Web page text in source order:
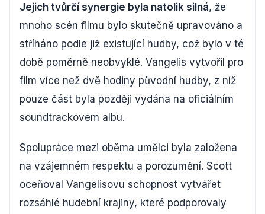
Jejich tvůrčí synergie byla natolik silná, že
mnoho scén filmu bylo skutečně upravováno a
stříháno podle již existující hudby, což bylo v té
době poměrně neobvyklé. Vangelis vytvořil pro
film více než dvě hodiny původní hudby, z níž
pouze část byla později vydána na oficiálním
soundtrackovém albu.
Spolupráce mezi oběma umělci byla založena
na vzájemném respektu a porozumění. Scott
oceňoval Vangelisovu schopnost vytvářet
rozsáhlé hudební krajiny, které podporovaly